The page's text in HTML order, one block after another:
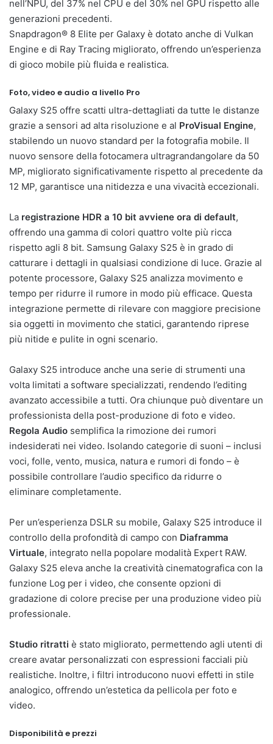
nell’NPU, del 37% nel CPU e del 30% nel GPU rispetto alle
generazioni precedenti.
Snapdragon® 8 Elite per Galaxy è dotato anche di Vulkan
Engine e di Ray Tracing migliorato, offrendo un’esperienza
di gioco mobile più fluida e realistica.
Foto, video e audio a livello Pro
Galaxy S25 offre scatti ultra-dettagliati da tutte le distanze
grazie a sensori ad alta risoluzione e al ProVisual Engine,
stabilendo un nuovo standard per la fotografia mobile. Il
nuovo sensore della fotocamera ultragrandangolare da 50
MP, migliorato significativamente rispetto al precedente da
12 MP, garantisce una nitidezza e una vivacità eccezionali.
La registrazione HDR a 10 bit avviene ora di default,
offrendo una gamma di colori quattro volte più ricca
rispetto agli 8 bit. Samsung Galaxy S25 è in grado di
catturare i dettagli in qualsiasi condizione di luce. Grazie al
potente processore, Galaxy S25 analizza movimento e
tempo per ridurre il rumore in modo più efficace. Questa
integrazione permette di rilevare con maggiore precisione
sia oggetti in movimento che statici, garantendo riprese
più nitide e pulite in ogni scenario.
Galaxy S25 introduce anche una serie di strumenti una
volta limitati a software specializzati, rendendo l’editing
avanzato accessibile a tutti. Ora chiunque può diventare un
professionista della post-produzione di foto e video.
Regola Audio semplifica la rimozione dei rumori
indesiderati nei video. Isolando categorie di suoni – inclusi
voci, folle, vento, musica, natura e rumori di fondo – è
possibile controllare l’audio specifico da ridurre o
eliminare completamente.
Per un’esperienza DSLR su mobile, Galaxy S25 introduce il
controllo della profondità di campo con Diaframma
Virtuale, integrato nella popolare modalità Expert RAW.
Galaxy S25 eleva anche la creatività cinematografica con la
funzione Log per i video, che consente opzioni di
gradazione di colore precise per una produzione video più
professionale.
Studio ritratti è stato migliorato, permettendo agli utenti di
creare avatar personalizzati con espressioni facciali più
realistiche. Inoltre, i filtri introducono nuovi effetti in stile
analogico, offrendo un’estetica da pellicola per foto e
video.
Disponibilità e prezzi